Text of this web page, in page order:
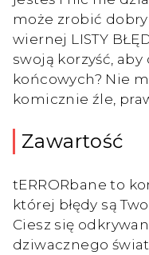
może zrobić
wiernej LISTY
swoją korzyść,
końcowych? Nie
komicznie źle,
Zawartość
tERRORbane to
której błędy są
Ciesz się
dziwacznego